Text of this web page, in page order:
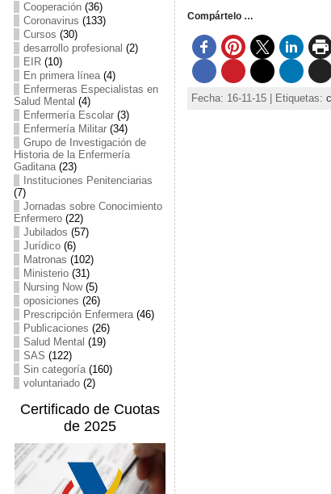
Cooperación(36)
Coronavirus (133)
Cursos (30)
desarrollo profesional (2)
EIR(10)
En primera línea(4)
Enfermeras Especialistas en
Salud Mental (4)
Enfermería Escolar(3)
Enfermería Militar(34)
Grupo de Investigación de
Historia de la Enfermería
Gaditana(23)
Instituciones Penitenciarias
(7)
Jornadas sobre Conocimiento
Enfermero(22)
Jubilados (57)
Jurídico(6)
Matronas (102)
Ministerio(31)
Nursing Now(5)
oposiciones (26)
Prescripción Enfermera(46)
Publicaciones (26)
Salud Mental (19)
SAS (122)
Sin categoría(160)
voluntariado(2)
Certificado de Cuotas
de 2025
Compártelo …
Fecha: 16-11-15 | Etiquetas: